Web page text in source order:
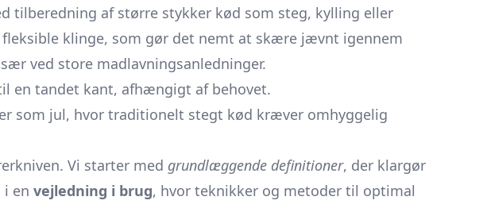
tilberedning af større stykker kød som steg, kylling eller
klinge, som gør det nemt at skære jævnt igennem
ved store madlavningsanledninger.
en tandet kant, afhængigt af behovet.
som jul, hvor traditionelt stegt kød kræver omhyggelig
Vi starter med grundlæggende definitioner, der klargør
i en vejledning i brug, hvor teknikker og metoder til optimal